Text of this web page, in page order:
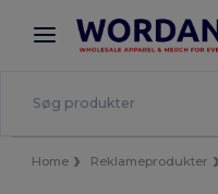
× Wordans-app
Bedre priser i appen!
Home Reklameprodukter